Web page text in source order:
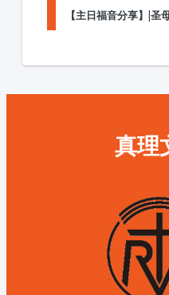
【主日福音分享】|圣
真理